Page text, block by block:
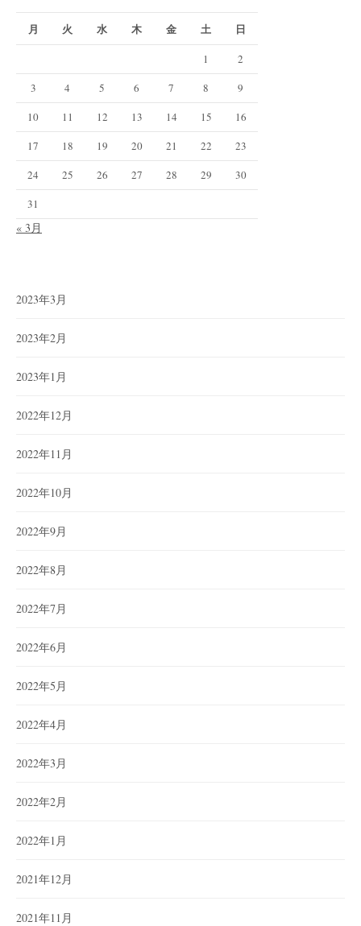
月 火 水 木 金 土 日
1
2
3
4 5 6 7 8
9
10
11 12 13 14 15
16
17
18 19 20 21 22
23
24
25 26 27 28 29
30
31
« 3月
2023年3月
2023年2月
2023年1月
2022年12月
2022年11月
2022年10月
2022年9月
2022年8月
2022年7月
2022年6月
2022年5月
2022年4月
2022年3月
2022年2月
2022年1月
2021年12月
2021年11月